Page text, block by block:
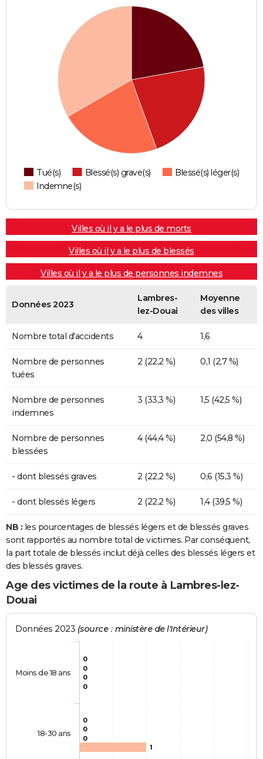
Tué(s) Blessé(s) grave(s)
Blessé(s) léger(s)
Indemne(s)
Villes où il y a le plus de morts
Villes où il y a le plus de blessés
Villes où il y a le plus de personnes indemnes
Données 2023
Lambres-
lez-Douai
Moyenne
des villes
Nombre total d'accidents 4 1,6
Nombre de personnes
tuées
2 (22,2 %) 0,1 (2,7 %)
Nombre de personnes
indemnes
3 (33,3 %) 1,5 (42,5 %)
Nombre de personnes
blessées
4 (44,4 %) 2,0 (54,8 %)
- dont blessés graves 2 (22,2 %) 0,6 (15,3 %)
- dont blessés légers 2 (22,2 %) 1,4 (39,5 %)
NB : les pourcentages de blessés légers et de blessés graves
sont rapportés au nombre total de victimes. Par conséquent,
la part totale de blessés inclut déjà celles des blessés légers et
des blessés graves.
Age des victimes de la route à Lambres-lez-
Douai
Données 2023 (source : ministère de l'Intérieur)
0
0
0
0
0
0
0
1
Moins de 18 ans
18-30 ans